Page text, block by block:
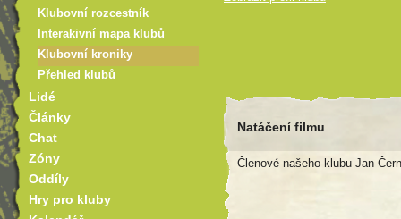
Natáčení filmu
Členové našeho klubu Jan
Klubovní rozcestník
Interakivní mapa klubů
Klubovní kroniky
Přehled klubů
Lidé
Články
Chat
Zóny
Oddíly
Hry pro kluby